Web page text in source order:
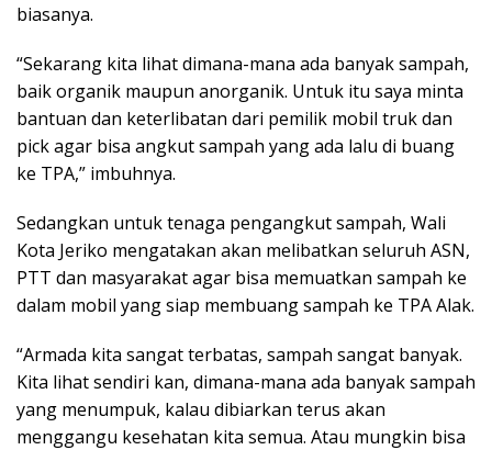
biasanya.
“Sekarang kita lihat dimana-mana ada banyak sampah,
baik organik maupun anorganik. Untuk itu saya minta
bantuan dan keterlibatan dari pemilik mobil truk dan
pick agar bisa angkut sampah yang ada lalu di buang
ke TPA,” imbuhnya.
Sedangkan untuk tenaga pengangkut sampah, Wali
Kota Jeriko mengatakan akan melibatkan seluruh ASN,
PTT dan masyarakat agar bisa memuatkan sampah ke
dalam mobil yang siap membuang sampah ke TPA Alak.
“Armada kita sangat terbatas, sampah sangat banyak.
Kita lihat sendiri kan, dimana-mana ada banyak sampah
yang menumpuk, kalau dibiarkan terus akan
menggangu kesehatan kita semua. Atau mungkin bisa